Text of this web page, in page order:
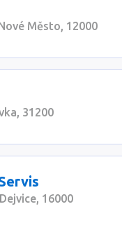
Město, 12000
31200
16000